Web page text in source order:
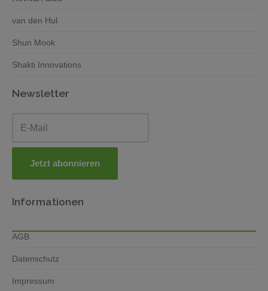
van den Hul
Shun Mook
Shakti Innovations
Newsletter
Informationen
AGB
Datenschutz
Impressum